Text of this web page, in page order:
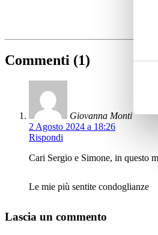
Commenti (1)
Giovanna Monti
2 Agosto 2024 a 18:26
Rispondi
Cari Sergio e Simone, in questo
Le mie più sentite condoglianze
Lascia un commento